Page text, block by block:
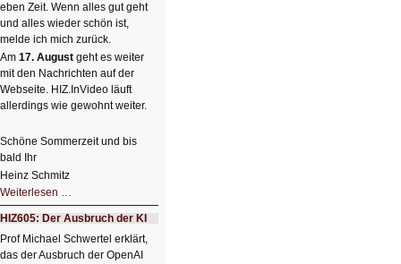
eben Zeit. Wenn alles gut geht
und alles wieder schön ist,
melde ich mich zurück.
Am 17. August geht es weiter
mit den Nachrichten auf der
Webseite. HIZ.InVideo läuft
allerdings wie gewohnt weiter.
Schöne Sommerzeit und bis
bald Ihr
Heinz Schmitz
Weiterlesen …
so
kleine
Sommerpause
😊
HIZ605: Der Ausbruch der KI
Prof Michael Schwertel erklärt,
das der Ausbruch der OpenAI